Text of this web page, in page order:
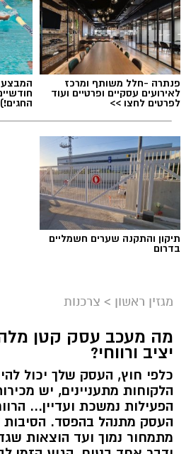
תוכן שיווקי / 09:49 05.08.26
קרדיט תמונה בוסט מדיה
מהו שמאי מקרקעין ומה
פנתרה -חלל משותף ומרכז
לאירועים עסקיים ופרטיים ועוד
לפרטים לחצו >>
תיקון והתקנה שערים חשמליים
בדרום
מגזין ראשון > צרכנות
מה מעכב עסק קטן
יציב ורווחי?
כלפי חוץ, העסק שלך יכול
הלקוחות מתעניינים, יש
הפעילות נמשכת ועדיין...
העסק מתנהל בהפסד. הסיבות
מתמחור נמוך ועד הוצאות